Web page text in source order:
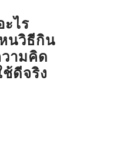
ไร
นวิธีกิน
ามคิด
ดีจริง